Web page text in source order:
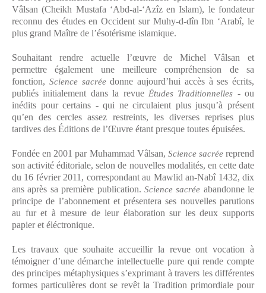
Vâlsan (Cheikh Mustafa ‘Abd-al-‘Azîz en Islam), le fondateur
reconnu des études en Occident sur Muhy-d-dîn Ibn ‘Arabî, le
plus grand Maître de l’ésotérisme islamique.
Souhaitant rendre actuelle l’œuvre de Michel Vâlsan et
permettre également une meilleure compréhension de sa
fonction, Science sacréedonne aujourd’hui accès à ses écrits,
publiés initialement dans la revue Études Traditionnelles - ou
inédits pour certains - qui ne circulaient plus jusqu’à présent
qu’en des cercles assez restreints, les diverses reprises plus
tardives des Éditions de l’Œuvre étant presque toutes épuisées.
Fondée en 2001 par Muhammad Vâlsan, Science sacréereprend
son activité éditoriale, selon de nouvelles modalités, en cette date
du 16 février 2011, correspondant au Mawlid an-Nabî 1432, dix
ans après sa première publication. Science sacrée abandonne le
principe de l’abonnement et présentera ses nouvelles parutions
au fur et à mesure de leur élaboration sur les deux supports
papier et éléctronique.
Les travaux que souhaite accueillir la revue ont vocation à
témoigner d’une démarche intellectuelle pure qui rende compte
des principes métaphysiques s’exprimant à travers les différentes
formes particulières dont se revêt la Tradition primordiale pour